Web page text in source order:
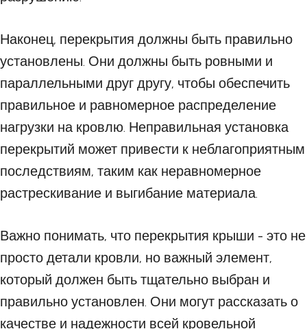
Наконец, перекрытия должны быть правильно
установлены. Они должны быть ровными и
параллельными друг другу, чтобы обеспечить
правильное и равномерное распределение
нагрузки на кровлю. Неправильная установка
перекрытий может привести к неблагоприятным
последствиям, таким как неравномерное
растрескивание и выгибание материала.
Важно понимать, что перекрытия крыши - это не
просто детали кровли, но важный элемент,
который должен быть тщательно выбран и
правильно установлен. Они могут рассказать о
качестве и надежности всей кровельной